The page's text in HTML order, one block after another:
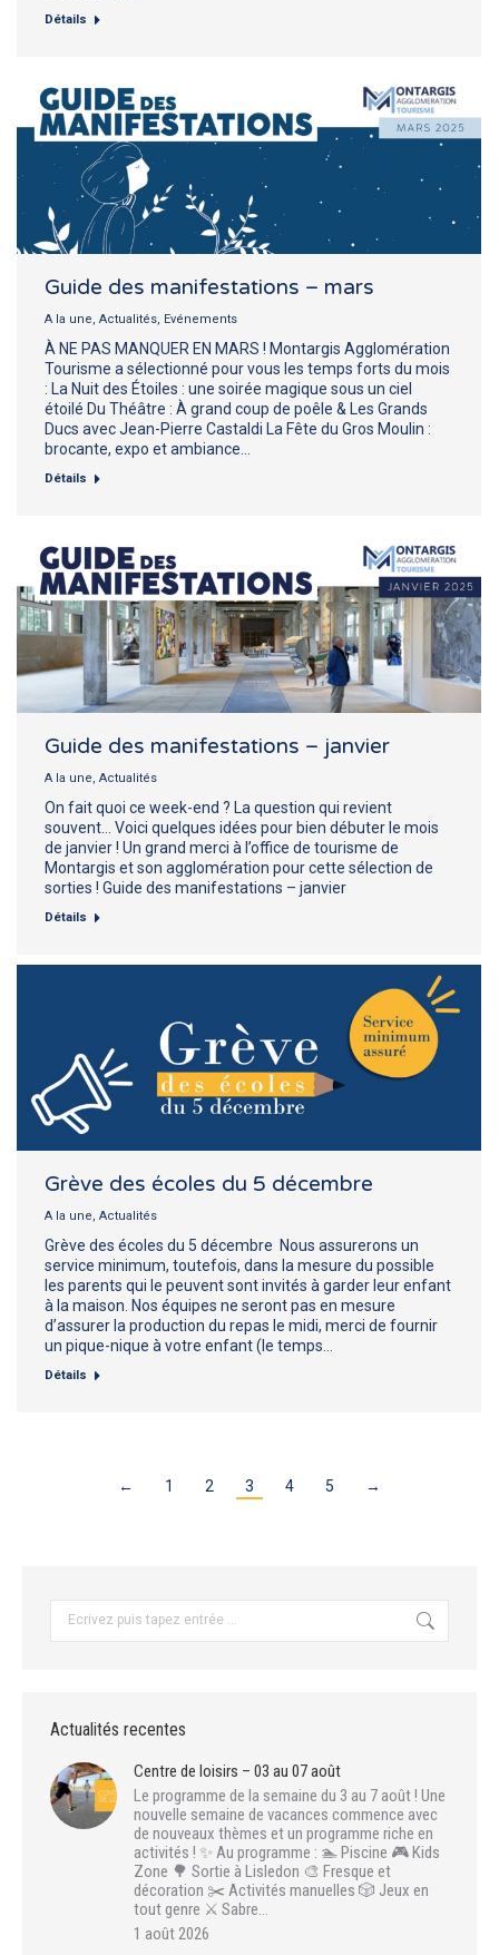
Détails
Guide des manifestations – mars
A la une, Actualités, Evénements
À NE PAS MANQUER EN MARS ! Montargis Agglomération
Tourisme a sélectionné pour vous les temps forts du mois
: La Nuit des Étoiles : une soirée magique sous un ciel
étoilé Du Théâtre : À grand coup de poêle & Les Grands
Ducs avec Jean-Pierre Castaldi La Fête du Gros Moulin :
brocante, expo et ambiance…
Détails
Guide des manifestations – janvier
A la une, Actualités
On fait quoi ce week-end ? La question qui revient
souvent… Voici quelques idées pour bien débuter le mois
de janvier ! Un grand merci à l’office de tourisme de
Montargis et son agglomération pour cette sélection de
sorties ! Guide des manifestations – janvier
Détails
Grève des écoles du 5 décembre
A la une, Actualités
Grève des écoles du 5 décembre Nous assurerons un
service minimum, toutefois, dans la mesure du possible
les parents qui le peuvent sont invités à garder leur enfant
à la maison. Nos équipes ne seront pas en mesure
d’assurer la production du repas le midi, merci de fournir
un pique-nique à votre enfant (le temps…
Détails
← 1 2 3 4 5 →
Actualités recentes
Centre de loisirs – 03 au 07 août
Le programme de la semaine du 3 au 7 août ! Une
nouvelle semaine de vacances commence avec
de nouveaux thèmes et un programme riche en
activités ! ✨ Au programme : 🏊 Piscine 🎮 Kids
Zone 🌳 Sortie à Lisledon 🎨 Fresque et
décoration ✂️ Activités manuelles 🎲 Jeux en
tout genre ⚔️ Sabre…
1 août 2026